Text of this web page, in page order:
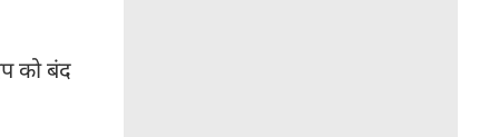
को बंद